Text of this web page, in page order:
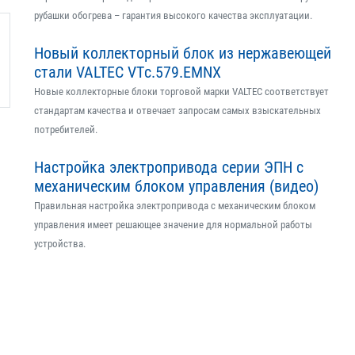
рубашки обогрева – гарантия высокого качества эксплуатации.
Новый коллекторный блок из нержавеющей
стали VALTEC VTс.579.EMNX
Новые коллекторные блоки торговой марки VALTEC соответствует
стандартам качества и отвечает запросам самых взыскательных
потребителей.
Настройка электропривода серии ЭПН с
механическим блоком управления (видео)
Правильная настройка электропривода с механическим блоком
управления имеет решающее значение для нормальной работы
устройства.